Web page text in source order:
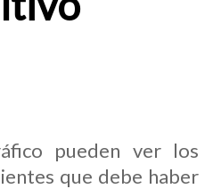
pueden ver los
que debe haber